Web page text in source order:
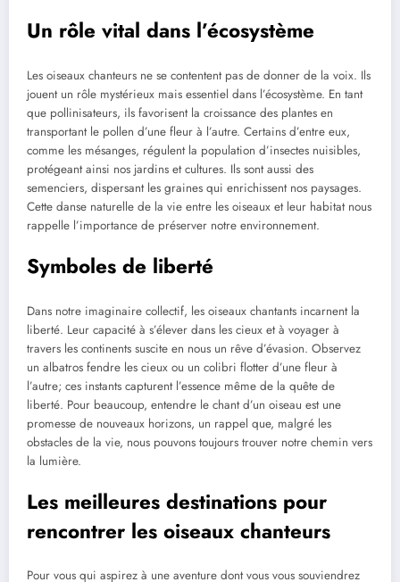
Un rôle vital dans l’écosystème
Les oiseaux chanteurs ne se contentent pas de donner de la voix. Ils
jouent un rôle mystérieux mais essentiel dans l’écosystème. En tant
que pollinisateurs, ils favorisent la croissance des plantes en
transportant le pollen d’une fleur à l’autre. Certains d’entre eux,
comme les mésanges, régulent la population d’insectes nuisibles,
protégeant ainsi nos jardins et cultures. Ils sont aussi des
semenciers, dispersant les graines qui enrichissent nos paysages.
Cette danse naturelle de la vie entre les oiseaux et leur habitat nous
rappelle l’importance de préserver notre environnement.
Symboles de liberté
Dans notre imaginaire collectif, les oiseaux chantants incarnent la
liberté. Leur capacité à s’élever dans les cieux et à voyager à
travers les continents suscite en nous un rêve d’évasion. Observez
un albatros fendre les cieux ou un colibri flotter d’une fleur à
l’autre; ces instants capturent l’essence même de la quête de
liberté. Pour beaucoup, entendre le chant d’un oiseau est une
promesse de nouveaux horizons, un rappel que, malgré les
obstacles de la vie, nous pouvons toujours trouver notre chemin vers
la lumière.
Les meilleures destinations pour
rencontrer les oiseaux chanteurs
Pour vous qui aspirez à une aventure dont vous vous souviendrez